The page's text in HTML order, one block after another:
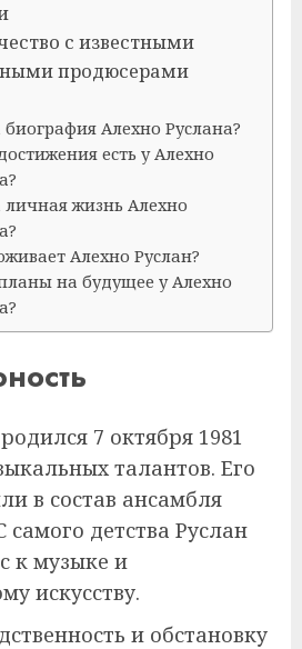
с известными
продюсерами
Алехно Руслана?
есть у Алехно
личная жизнь Алехно
Алехно Руслан?
на будущее у Алехно
родился 7 октября 1981
талантов. Его
в состав ансамбля
самого детства Руслан
к музыке и
искусству.
и обстановку